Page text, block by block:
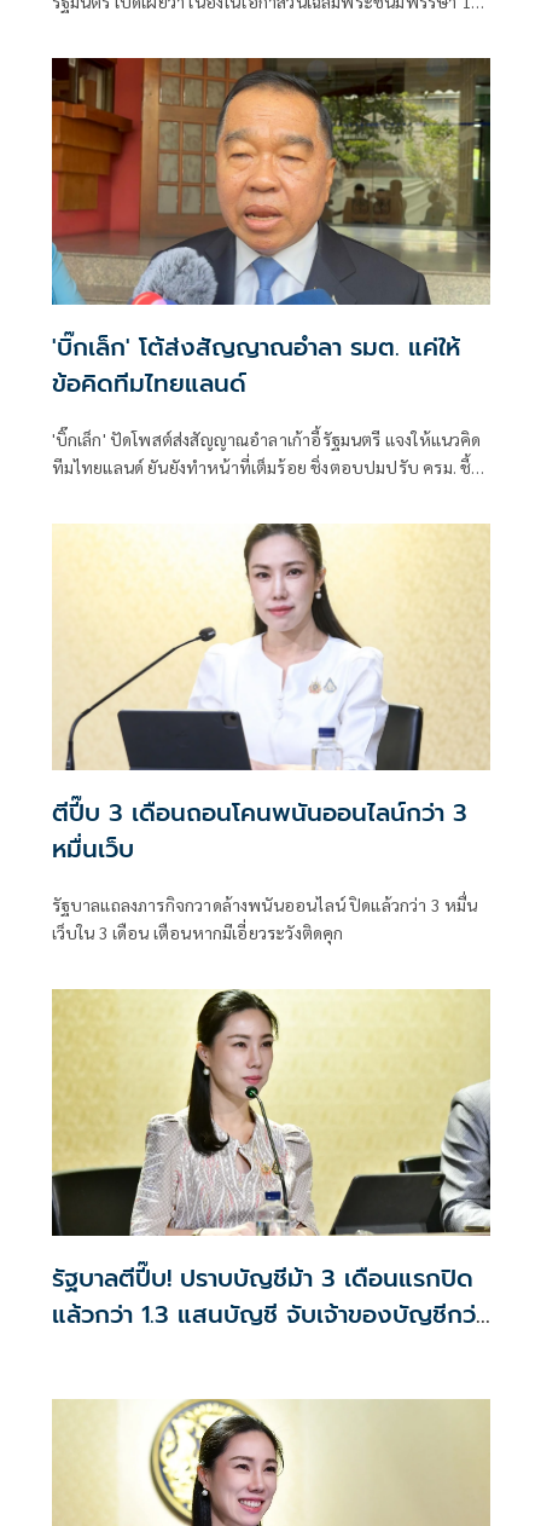
'บิ๊กเล็ก' โต้ส่งสัญญาณอำลา รมต. แค่ให้
ข้อคิดทีมไทยแลนด์
'บิ๊กเล็ก' ปัดโพสต์ส่งสัญญาณอำลาเก้าอี้รัฐมนตรี แจงให้แนวคิด
ทีมไทยแลนด์ ยันยังทำหน้าที่เต็มร้อย ชิ่งตอบปมปรับ ครม. ชี้
ตีปี๊บ 3 เดือนถอนโคนพนันออนไลน์กว่า 3
หมื่นเว็บ
รัฐบาลแถลงภารกิจกวาดล้างพนันออนไลน์ ปิดแล้วกว่า 3 หมื่น
เว็บใน 3 เดือน เตือนหากมีเอี่ยวระวังติดคุก
รัฐบาลตีปี๊บ! ปราบบัญชีม้า 3 เดือนแรกปิด
แล้วกว่า 1.3 แสนบัญชี จับเจ้าของบัญชีกว่า